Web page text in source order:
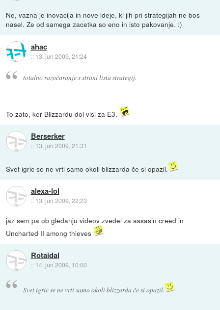
Ne, vazna je inovacija in nove ideje, ki jih pri strategijah ne bos
nasel. Ze od samega zacetka so eno in isto pakovanje. :)
ahac
:: 13. jun 2009, 21:24
totalno razočaranje s strani lista strategij.
To zato, ker Blizzardu dol visi za E3.
Berserker
:: 13. jun 2009, 21:31
Svet igric se ne vrti samo okoli blizzarda če si opazil.
alexa-lol
:: 13. jun 2009, 22:23
jaz sem pa ob gledanju videov zvedel za assasin creed in
Uncharted II among thieves
Rotaidal
:: 14. jun 2009, 10:00
Svet igric se ne vrti samo okoli blizzarda če si opazil.